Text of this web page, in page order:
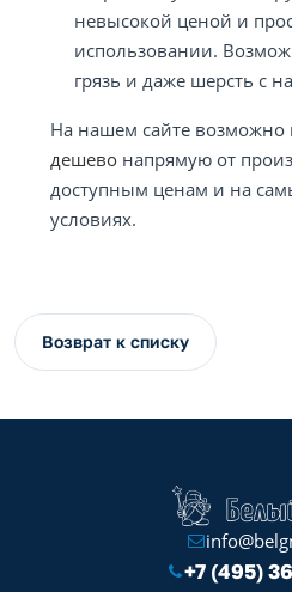
невысокой ценой и
использовании.
грязь и даже шерсть с
На нашем сайте возможно
дешево напрямую от
доступным ценам и на
условиях.
Возврат к списку
+7 (495)